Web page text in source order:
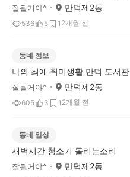
잘될거야^ 만덕제2동
536 5 1 2개월 전
동네 정보
나의 최애 취미생활 만덕 도서관
잘될거야^ 만덕제2동
605 3 1 2개월 전
동네 일상
새벽시간 청소기 돌리는소리
잘될거야^ 만덕제2동